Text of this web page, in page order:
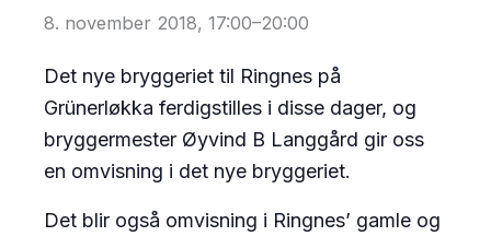
8. november 2018, 17:00–20:00
Det nye bryggeriet til Ringnes på
Grünerløkka ferdigstilles i disse dager, og
bryggermester Øyvind B Langgård gir oss
en omvisning i det nye bryggeriet.
Det blir også omvisning i Ringnes’ gamle og